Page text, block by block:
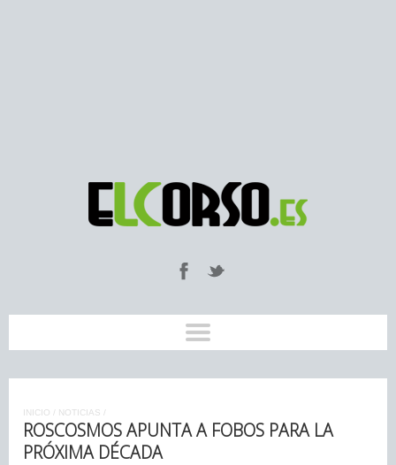
INICIO / NOTICIAS /
ROSCOSMOS APUNTA A FOBOS PARA LA
PRÓXIMA DÉCADA